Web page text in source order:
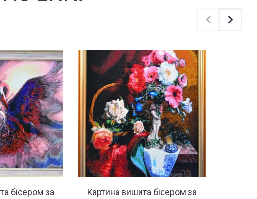
бісером за
Картина вишита бісером за